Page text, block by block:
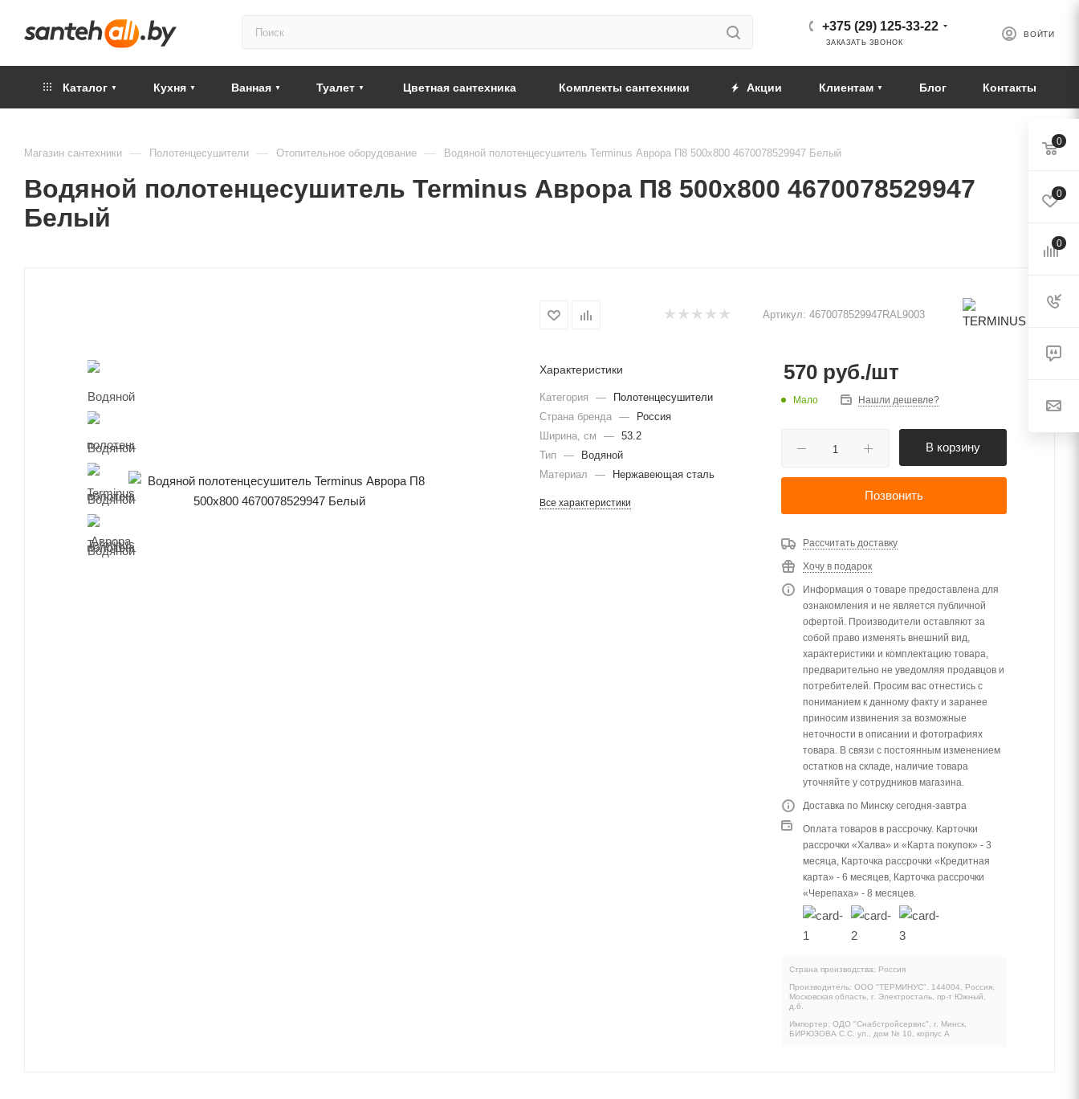
ВОЙТИ
+375 (29) 125-33-22
ЗАКАЗАТЬ ЗВОНОК
Каталог Кухня Ванная Туалет Цветная сантехника Комплекты сантехники Акции Клиентам Блог Контакты
Магазин сантехники — Полотенцесушители — Отопительное оборудование — Водяной полотенцесушитель Terminus Аврора П8 500х800 4670078529947 Белый
Водяной полотенцесушитель Terminus Аврора П8 500х800 4670078529947
Белый
Артикул: 4670078529947RAL9003
Характеристики
Категория —
Полотенцесушители
Страна бренда —
Россия
Ширина, см
— 53.2
Тип
—
Водяной
Материал
— Нержавеющая сталь
Все характеристики
570 руб./шт
Мало Нашли дешевле?
В корзину
Позвонить
Рассчитать доставку
Хочу в подарок
Информация о товаре предоставлена для
ознакомления и не является публичной
офертой. Производители оставляют за
собой право изменять внешний вид,
характеристики и комплектацию товара,
предварительно не уведомляя продавцов и
потребителей. Просим вас отнестись с
пониманием к данному факту и заранее
приносим извинения за возможные
неточности в описании и фотографиях
товара. В связи с постоянным изменением
остатков на складе, наличие товара
уточняйте у сотрудников магазина.
Доставка по Минску сегодня-завтра
Оплата товаров в рассрочку. Карточки
рассрочки «Халва» и «Карта покупок» - 3
месяца, Карточка рассрочки «Кредитная
карта» - 6 месяцев, Карточка рассрочки
«Черепаха» - 8 месяцев.
Страна производства: Россия
Производитель: ООО "ТЕРМИНУС". 144004, Россия,
Московская область, г. Электросталь, пр-т Южный,
д.6.
Импортер: ОДО "Снабстройсервис", г. Минск,
БИРЮЗОВА С.С. ул., дом № 10, корпус А
0
0
0